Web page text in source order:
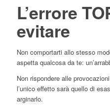
L’errore
evitare
Non comportarti allo stesso
aspetta qualcosa da te:
Non rispondere alle
l’unico effetto sarà quello di
arginarlo.